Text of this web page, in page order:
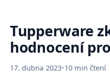
Tupperware
hodnocení
17. dubna 2023•10 min čtení